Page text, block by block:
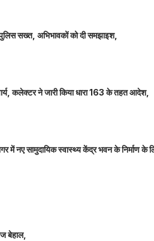
सख्त, अभिभावकों को दी समझाइश,
कलेक्टर ने जारी किया धारा 163 के तहत आदेश,
में नए सामुदायिक स्वास्थ्य केंद्र भवन के निर्माण
बेहाल,